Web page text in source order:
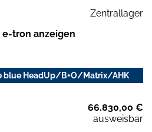
Zentrallager
e-tron anzeigen
blue HeadUp/B+O/Matrix/AHK
66.830,00 €
ausweisbar